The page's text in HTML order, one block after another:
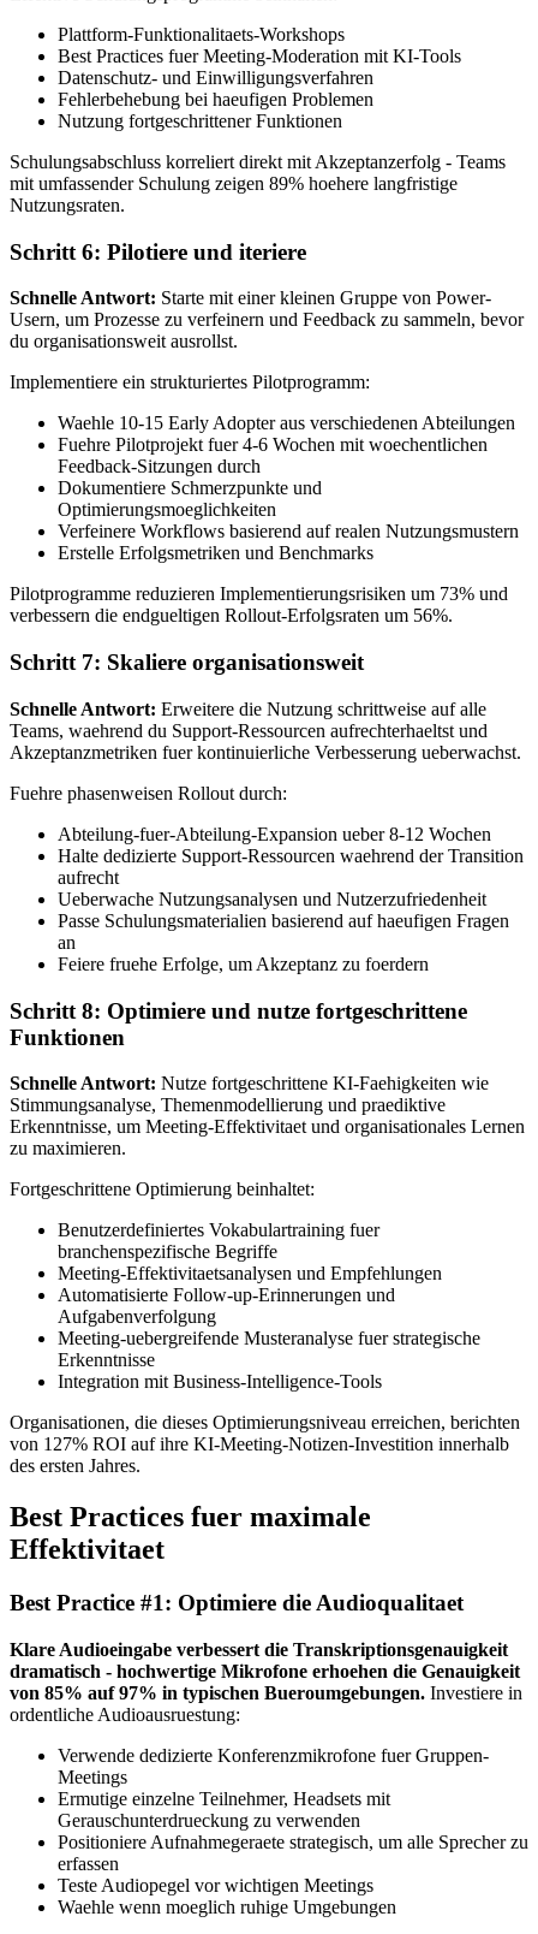
Plattform-Funktionalitaets-Workshops
Best Practices fuer Meeting-Moderation mit KI-Tools
Datenschutz- und Einwilligungsverfahren
Fehlerbehebung bei haeufigen Problemen
Nutzung fortgeschrittener Funktionen
Schulungsabschluss korreliert direkt mit Akzeptanzerfolg - Teams
mit umfassender Schulung zeigen 89% hoehere langfristige
Nutzungsraten.
Schritt 6: Pilotiere und iteriere
Schnelle Antwort: Starte mit einer kleinen Gruppe von Power-
Usern, um Prozesse zu verfeinern und Feedback zu sammeln, bevor
du organisationsweit ausrollst.
Implementiere ein strukturiertes Pilotprogramm:
Waehle 10-15 Early Adopter aus verschiedenen Abteilungen
Fuehre Pilotprojekt fuer 4-6 Wochen mit woechentlichen
Feedback-Sitzungen durch
Dokumentiere Schmerzpunkte und
Optimierungsmoeglichkeiten
Verfeinere Workflows basierend auf realen Nutzungsmustern
Erstelle Erfolgsmetriken und Benchmarks
Pilotprogramme reduzieren Implementierungsrisiken um 73% und
verbessern die endgueltigen Rollout-Erfolgsraten um 56%.
Schritt 7: Skaliere organisationsweit
Schnelle Antwort: Erweitere die Nutzung schrittweise auf alle
Teams, waehrend du Support-Ressourcen aufrechterhaeltst und
Akzeptanzmetriken fuer kontinuierliche Verbesserung ueberwachst.
Fuehre phasenweisen Rollout durch:
Abteilung-fuer-Abteilung-Expansion ueber 8-12 Wochen
Halte dedizierte Support-Ressourcen waehrend der Transition
aufrecht
Ueberwache Nutzungsanalysen und Nutzerzufriedenheit
Passe Schulungsmaterialien basierend auf haeufigen Fragen
an
Feiere fruehe Erfolge, um Akzeptanz zu foerdern
Schritt 8: Optimiere und nutze fortgeschrittene
Funktionen
Schnelle Antwort: Nutze fortgeschrittene KI-Faehigkeiten wie
Stimmungsanalyse, Themenmodellierung und praediktive
Erkenntnisse, um Meeting-Effektivitaet und organisationales Lernen
zu maximieren.
Fortgeschrittene Optimierung beinhaltet:
Benutzerdefiniertes Vokabulartraining fuer
branchenspezifische Begriffe
Meeting-Effektivitaetsanalysen und Empfehlungen
Automatisierte Follow-up-Erinnerungen und
Aufgabenverfolgung
Meeting-uebergreifende Musteranalyse fuer strategische
Erkenntnisse
Integration mit Business-Intelligence-Tools
Organisationen, die dieses Optimierungsniveau erreichen, berichten
von 127% ROI auf ihre KI-Meeting-Notizen-Investition innerhalb
des ersten Jahres.
Best Practices fuer maximale
Effektivitaet
Best Practice #1: Optimiere die Audioqualitaet
Klare Audioeingabe verbessert die Transkriptionsgenauigkeit
dramatisch - hochwertige Mikrofone erhoehen die Genauigkeit
von 85% auf 97% in typischen Bueroumgebungen. Investiere in
ordentliche Audioausruestung:
Verwende dedizierte Konferenzmikrofone fuer Gruppen-
Meetings
Ermutige einzelne Teilnehmer, Headsets mit
Gerauschunterdrueckung zu verwenden
Positioniere Aufnahmegeraete strategisch, um alle Sprecher zu
erfassen
Teste Audiopegel vor wichtigen Meetings
Waehle wenn moeglich ruhige Umgebungen